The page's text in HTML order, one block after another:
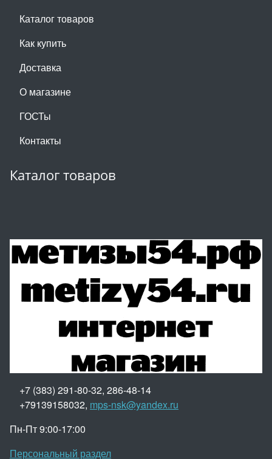
Каталог товаров
Как купить
Доставка
О магазине
ГОСТы
Контакты
Каталог товаров
+7 (383) 291-80-32, 286-48-14
+79139158032, mps-nsk@yandex.ru
Пн-Пт 9:00-17:00
Персональный раздел